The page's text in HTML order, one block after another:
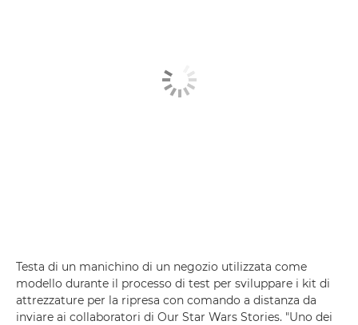
Testa di un manichino di un negozio utilizzata come
modello durante il processo di test per sviluppare i kit di
attrezzature per la ripresa con comando a distanza da
inviare ai collaboratori di Our Star Wars Stories. "Uno dei